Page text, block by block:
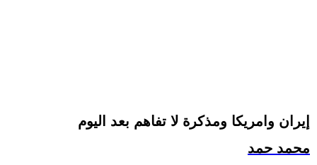
إيران وامريكا ومذكرة لا تفاهم بعد اليوم
محمد حمد